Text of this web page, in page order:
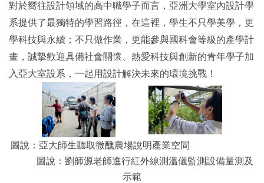
對於嚮往設計領域的高中職學子而言，亞洲大學室內設計學
系提供了最獨特的學習路徑，在這裡，學生不只學美學，更
學科技與永續；不只做作業，更能參與國科會等級的產學計
畫，誠摯歡迎具備社會關懷、熱愛科技與創新的青年學子加
入亞大室設系，一起用設計解決未來的環境挑戰！
圖說：亞大師生聽取微醺農場說明產業空間
圖說：劉師源老師進行紅外線測溫儀監測設備量測及
示範